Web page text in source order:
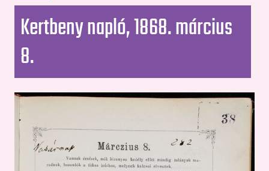
Kertbeny napló, 1868. március
8.